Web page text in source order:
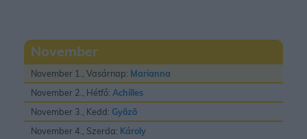
November
November 1., Vasárnap: Marianna
November 2., Hétfő: Achilles
November 3., Kedd: Gyõzõ
November 4., Szerda: Károly